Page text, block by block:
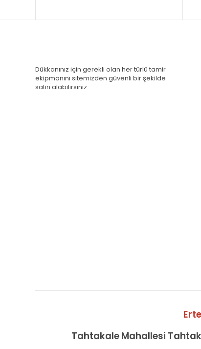
Dükkanınız için gerekli olan her türlü tamir
ekipmanını sitemizden güvenli bir şekilde
satın alabilirsiniz.
Tahtakale Mahallesi